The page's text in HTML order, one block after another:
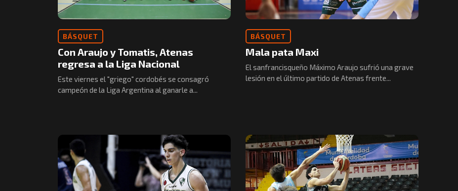
BÁSQUET
Con Araujo y Tomatis, Atenas
regresa a la Liga Nacional
Este viernes el "griego" cordobés se consagró
campeón de la Liga Argentina al ganarle a...
BÁSQUET
Mala pata Maxi
El sanfrancisqueño Máximo Araujo sufrió una grave
lesión en el último partido de Atenas frente...